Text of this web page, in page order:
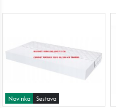
Novinka
Sestava